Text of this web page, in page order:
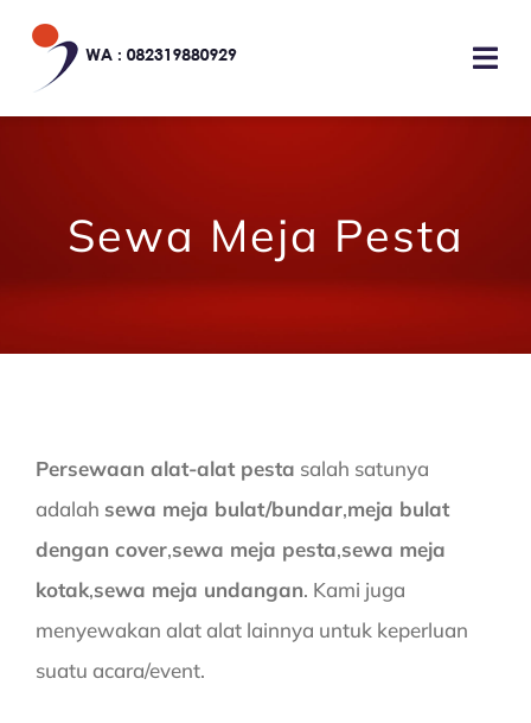
content
TENTANG KAMI
GALERI
Sewa Meja Pesta
Persewaan alat-alat pesta salah satunya
adalah sewa meja bulat/bundar,meja bulat
dengan cover,sewa meja pesta,sewa meja
kotak,sewa meja undangan. Kami juga
menyewakan alat alat lainnya untuk keperluan
suatu acara/event.